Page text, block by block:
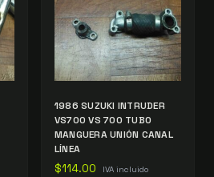
1986 SUZUKI INTRUDER
VS700 VS 700 TUBO
MANGUERA UNIÓN CANAL
LÍNEA
$114.00 IVA incluido